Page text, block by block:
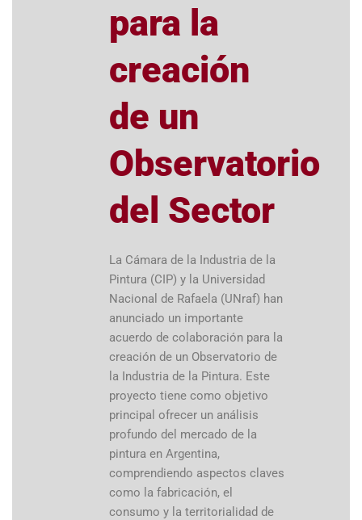
para la
creación
de un
Observatorio
del Sector
La Cámara de la Industria de la
Pintura (CIP) y la Universidad
Nacional de Rafaela (UNraf) han
anunciado un importante
acuerdo de colaboración para la
creación de un Observatorio de
la Industria de la Pintura. Este
proyecto tiene como objetivo
principal ofrecer un análisis
profundo del mercado de la
pintura en Argentina,
comprendiendo aspectos claves
como la fabricación, el
consumo y la territorialidad de